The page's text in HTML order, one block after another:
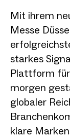
Mit ihrem
Messe
starkes
Plattform für
morgen
globaler
klare